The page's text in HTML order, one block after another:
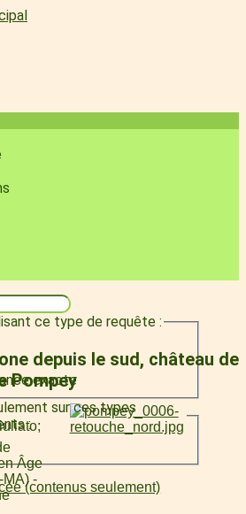
ce type de requête :
exacte
sur ces types
:
(contenus seulement)
depuis le sud, château de
Pompey
Âge
MA) -